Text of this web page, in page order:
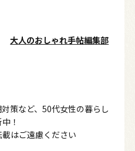
大人のおしゃれ手帖編集部
策など、50代女性の暮らし
！
はご遠慮ください